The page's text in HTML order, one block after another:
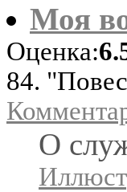
Моя
Оценка:
84.
О